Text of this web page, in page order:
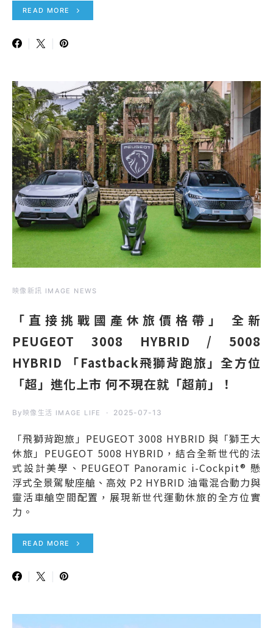
READ MORE
映像新訊 IMAGE NEWS
「直接挑戰國產休旅價格帶」 全新
PEUGEOT 3008 HYBRID / 5008
HYBRID 「Fastback飛獅背跑旅」全方位
「超」進化上市 何不現在就「超前」！
By 映像生活 IMAGE LIFE 2025-07-13
「飛獅背跑旅」PEUGEOT 3008 HYBRID 與「獅王大
休旅」PEUGEOT 5008 HYBRID，結合全新世代的法
式設計美學、PEUGEOT Panoramic i-Cockpit® 懸
浮式全景駕駛座艙、高效 P2 HYBRID 油電混合動力與
靈活車艙空間配置，展現新世代運動休旅的全方位實
力。
READ MORE